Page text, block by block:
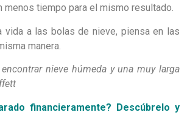
menos tiempo para el mismo resultado.
vida a las bolas de nieve, piensa en las
manera.
nieve húmeda y una muy larga
financieramente? Descúbrelo y